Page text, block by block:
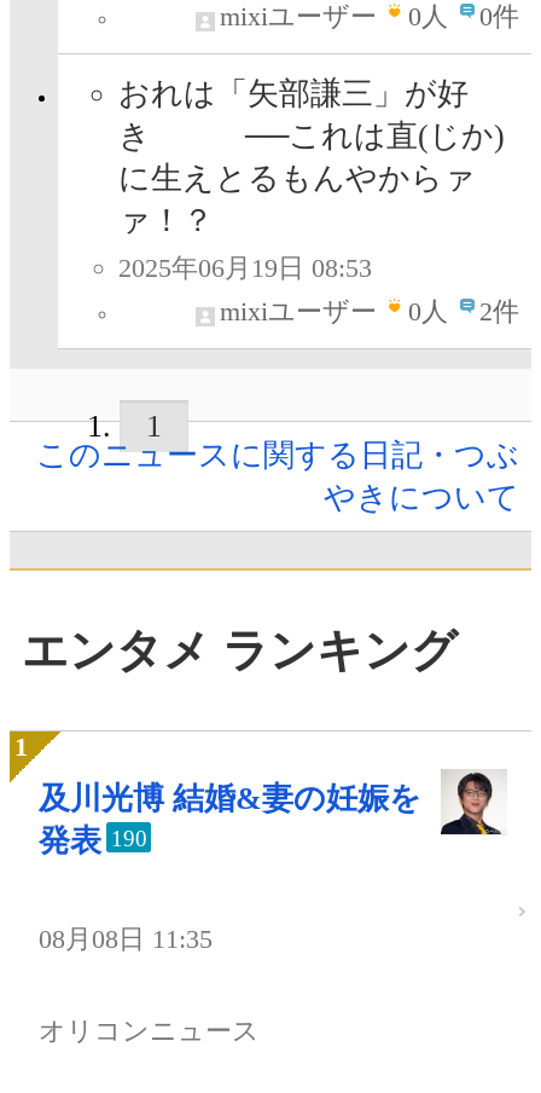
mixiユーザー
0人 0件
おれは「矢部謙三」が好
き ──これは直(じか)
に生えとるもんやからァ
ァ！？
2025年06月19日 08:53
mixiユーザー
0人 2件
1
このニュースに関する日記・つぶ
やきについて
エンタメ ランキング
及川光博 結婚&妻の妊娠を
発表 190
08月08日 11:35
オリコンニュース